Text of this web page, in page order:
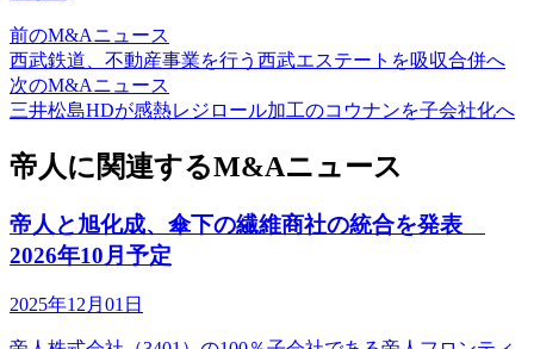
前のM&Aニュース
西武鉄道、不動産事業を行う西武エステートを吸収合併へ
次のM&Aニュース
三井松島HDが感熱レジロール加工のコウナンを子会社化へ
帝人に関連するM&Aニュース
帝人と旭化成、傘下の繊維商社の統合を発表
2026年10月予定
2025年12月01日